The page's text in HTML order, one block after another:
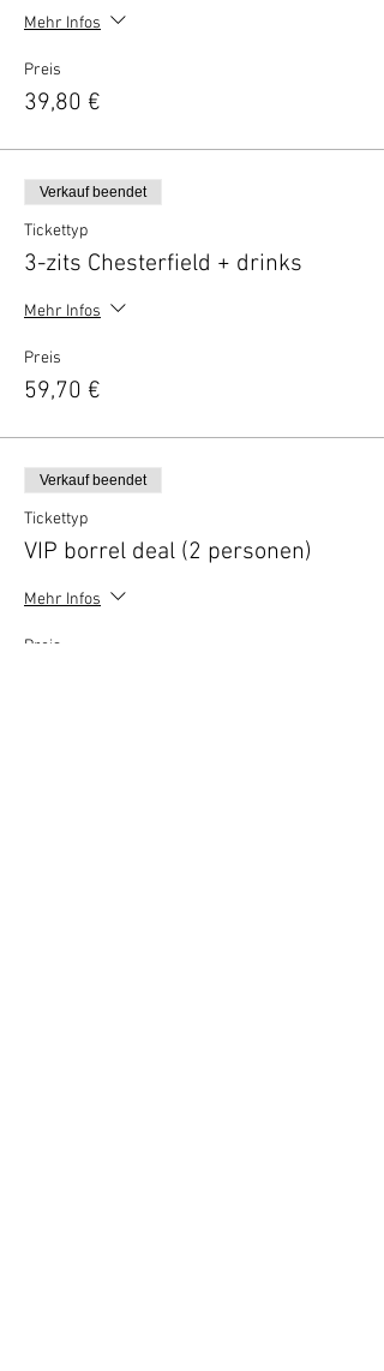
Mehr Infos
Preis
39,80 €
Verkauf beendet
Tickettyp
3-zits Chesterfield + drinks
Mehr Infos
Preis
59,70 €
Verkauf beendet
Tickettyp
VIP borrel deal (2 personen)
Mehr Infos
Preis